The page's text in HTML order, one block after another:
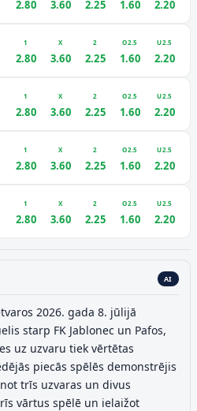
2.80 3.60 2.25 1.60 2.20
1
2.80
X
3.60
2
2.25
O2.5
1.60
U2.5
2.20
1
2.80
X
3.60
2
2.25
O2.5
1.60
U2.5
2.20
1
2.80
X
3.60
2
2.25
O2.5
1.60
U2.5
2.20
1
2.80
X
3.60
2
2.25
O2.5
1.60
U2.5
2.20
AI
2026. gada 8. jūlijā
starp FK Jablonec un Pafos,
uz uzvaru tiek vērtētas
piecās spēlēs demonstrējis
trīs uzvaras un divus
vārtus spēlē un ielaižot